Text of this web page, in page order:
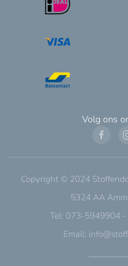
Volg ons
Copyright © 2024
5324 AA
Tel: 073-5949904
Email: